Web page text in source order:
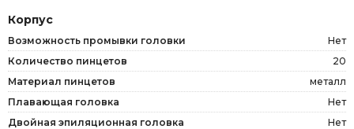
Корпус
Возможность промывки головки
Нет
Количество пинцетов
20
Материал пинцетов
металл
Плавающая головка
Нет
Двойная эпиляционная головка
Нет